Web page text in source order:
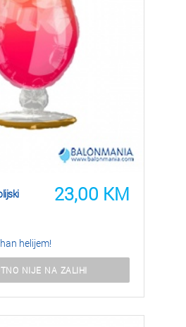
23,00 KM
helijem!
NIJE NA ZALIHI